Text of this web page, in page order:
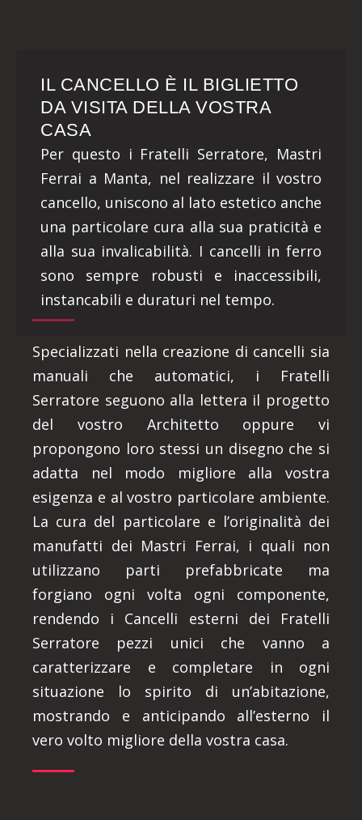
IL CANCELLO È IL BIGLIETTO
DA VISITA DELLA VOSTRA
CASA
Per questo i Fratelli Serratore, Mastri
Ferrai a Manta, nel realizzare il vostro
cancello, uniscono al lato estetico anche
una particolare cura alla sua praticità e
alla sua invalicabilità. I cancelli in ferro
sono sempre robusti e inaccessibili,
instancabili e duraturi nel tempo.
Specializzati nella creazione di cancelli sia
manuali che automatici, i Fratelli
Serratore seguono alla lettera il progetto
del vostro Architetto oppure vi
propongono loro stessi un disegno che si
adatta nel modo migliore alla vostra
esigenza e al vostro particolare ambiente.
La cura del particolare e l’originalità dei
manufatti dei Mastri Ferrai, i quali non
utilizzano parti prefabbricate ma
forgiano ogni volta ogni componente,
rendendo i Cancelli esterni dei Fratelli
Serratore pezzi unici che vanno a
caratterizzare e completare in ogni
situazione lo spirito di un’abitazione,
mostrando e anticipando all’esterno il
vero volto migliore della vostra casa.